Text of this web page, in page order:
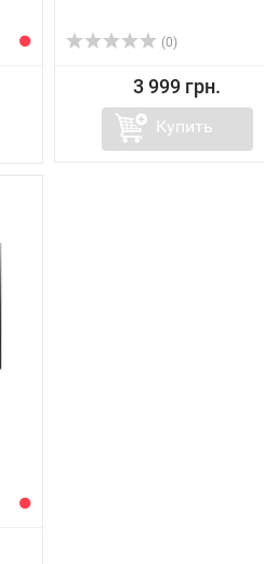
(0)
3 999 грн.
Купить